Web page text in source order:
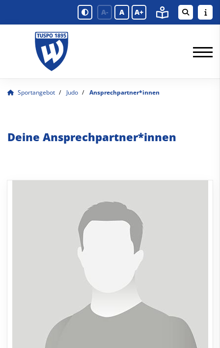
A- A A+
Sportangebot Judo Ansprechpartner*innen
Deine Ansprechpartner*innen